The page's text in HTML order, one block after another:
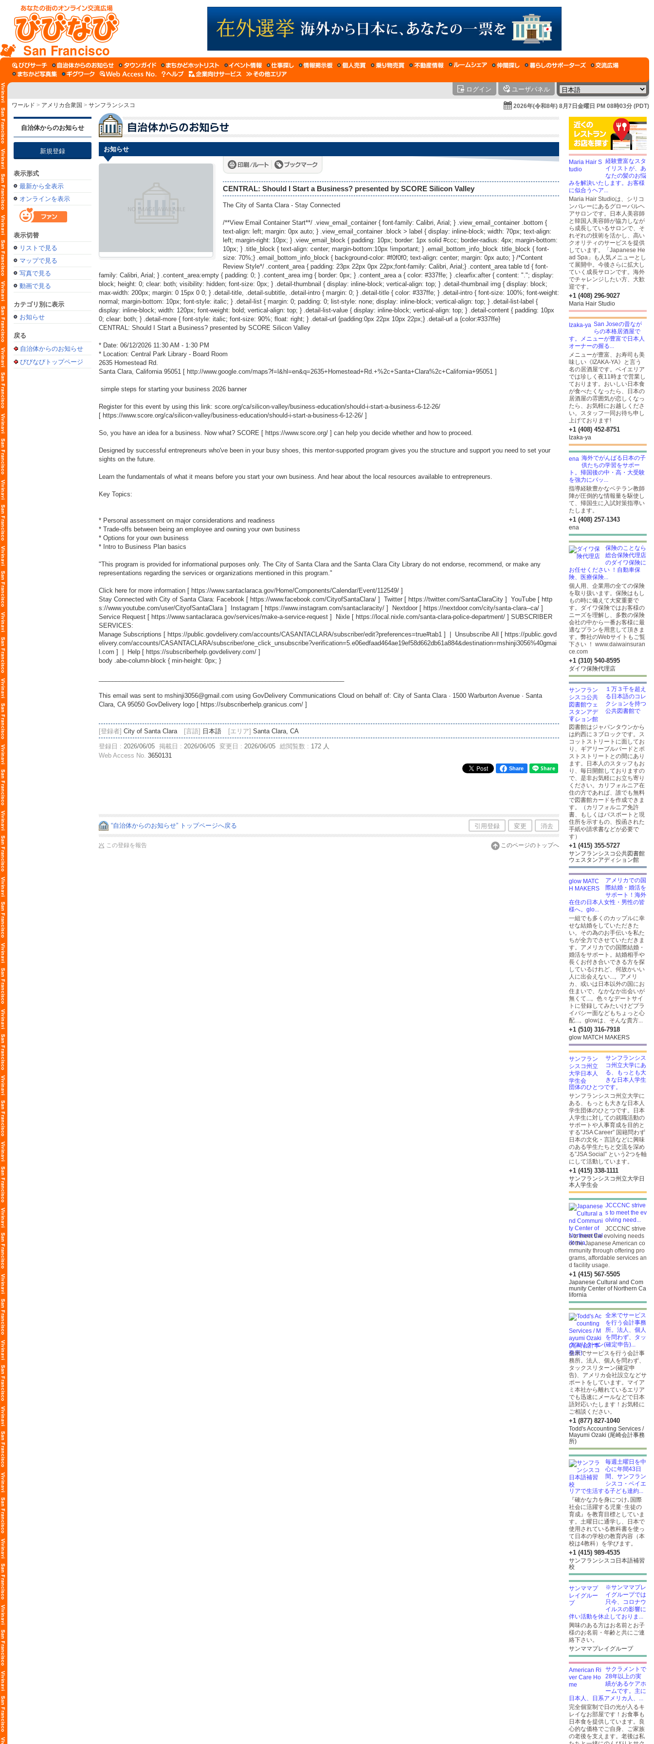
San Francisco
ログイン ユーザパネル
ワールド > アメリカ合衆国 > サンフランシスコ 2026年(令和8年) 8月7日金曜日 PM 08時03分 (PDT)
自治体からのお知らせ
新規登録
表示形式
最新から全表示
オンラインを表示
表示切替
リストで見る
マップで見る
写真で見る
動画で見る
カテゴリ別に表示
お知らせ
戻る
自治体からのお知らせ
びびなびトップページ
お知らせ
CENTRAL: Should I Start a Business? presented by SCORE Silicon Valley
The City of Santa Clara - Stay Connected
/**View Email Container Start**/ .view_email_container { font-family: Calibri, Arial; } .view_email_container .bottom {
text-align: left; margin: 0px auto; } .view_email_container .block > label { display: inline-block; width: 70px; text-align:
left; margin-right: 10px; } .view_email_block { padding: 10px; border: 1px solid #ccc; border-radius: 4px; margin-bottom:
10px; } .title_block { text-align: center; margin-bottom:10px !important; } .email_bottom_info_block .title_block { font-
size: 70%;} .email_bottom_info_block { background-color: #f0f0f0; text-align: center; margin: 0px auto; } /*Content
Review Style*/ .content_area { padding: 23px 22px 0px 22px;font-family: Calibri, Arial;} .content_area table td { font-
family: Calibri, Arial; } .content_area:empty { padding: 0; } .content_area img { border: 0px; } .content_area a { color: #337ffe; } .clearfix:after { content: "."; display:
block; height: 0; clear: both; visibility: hidden; font-size: 0px; } .detail-thumbnail { display: inline-block; vertical-align: top; } .detail-thumbnail img { display: block;
max-width: 200px; margin: 0 15px 0 0; } .detail-title, .detail-subtitle, .detail-intro { margin: 0; } .detail-title { color: #337ffe; } .detail-intro { font-size: 100%; font-weight:
normal; margin-bottom: 10px; font-style: italic; } .detail-list { margin: 0; padding: 0; list-style: none; display: inline-block; vertical-align: top; } .detail-list-label {
display: inline-block; width: 120px; font-weight: bold; vertical-align: top; } .detail-list-value { display: inline-block; vertical-align: top; } .detail-content { padding: 10px
0; clear: both; } .detail-more { font-style: italic; font-size: 90%; float: right; } .detail-url {padding:0px 22px 10px 22px;} .detail-url a {color:#337ffe}
CENTRAL: Should I Start a Business? presented by SCORE Silicon Valley
* Date: 06/12/2026 11:30 AM - 1:30 PM
* Location: Central Park Library - Board Room
2635 Homestead Rd.
Santa Clara, California 95051 [ http://www.google.com/maps?f=l&hl=en&q=2635+Homestead+Rd.+%2c+Santa+Clara%2c+California+95051 ]
simple steps for starting your business 2026 banner
Register for this event by using this link: score.org/ca/silicon-valley/business-education/should-i-start-a-business-6-12-26/
[ https://www.score.org/ca/silicon-valley/business-education/should-i-start-a-business-6-12-26/ ]
So, you have an idea for a business. Now what? SCORE [ https://www.score.org/ ] can help you decide whether and how to proceed.
Designed by successful entrepreneurs who've been in your busy shoes, this mentor-supported program gives you the structure and support you need to set your
sights on the future.
Learn the fundamentals of what it means before you start your own business. And hear about the local resources available to entrepreneurs.
Key Topics:
* Personal assessment on major considerations and readiness
* Trade-offs between being an employee and owning your own business
* Options for your own business
* Intro to Business Plan basics
"This program is provided for informational purposes only. The City of Santa Clara and the Santa Clara City Library do not endorse, recommend, or make any
representations regarding the services or organizations mentioned in this program."
Click here for more information [ https://www.santaclaraca.gov/Home/Components/Calendar/Event/112549/ ]
Stay Connected with City of Santa Clara: Facebook [ https://www.facebook.com/CityofSantaClara/ ] Twitter [ https://twitter.com/SantaClaraCity ] YouTube [ http
s://www.youtube.com/user/CityofSantaClara] Instagram [ https://www.instagram.com/santaclaracity/ ] Nextdoor [ https://nextdoor.com/city/santa-clara--ca/ ]
Service Request [ https://www.santaclaraca.gov/services/make-a-service-request ] Nixle [ https://local.nixle.com/santa-clara-police-department/ ] SUBSCRIBER
SERVICES:
Manage Subscriptions [ https://public.govdelivery.com/accounts/CASANTACLARA/subscriber/edit?preferences=true#tab1 ] | Unsubscribe All [ https://public.govd
elivery.com/accounts/CASANTACLARA/subscriber/one_click_unsubscribe?verification=5.e06edfaad464ae19ef58d662db61a884&destination=mshinji3056%40gmai
l.com ] | Help [ https://subscriberhelp.govdelivery.com/ ]
body .abe-column-block { min-height: 0px; }
This email was sent to mshinji3056@gmail.com using GovDelivery Communications Cloud on behalf of: City of Santa Clara · 1500 Warburton Avenue · Santa
Clara, CA 95050 GovDelivery logo [ https://subscriberhelp.granicus.com/ ]
[登録者] City of Santa Clara [言語] 日本語 [エリア] Santa Clara, CA
登録日 : 2026/06/05 掲載日 : 2026/06/05 変更日 : 2026/06/05 総閲覧数 : 172 人
Web Access No. 3650131
Share
“自治体からのお知らせ” トップページへ戻る 引用登録 変更 消去
この登録を報告 このページのトップへ
経験豊富なスタ
イリストが、あ
なたの髪のお悩
みを解決いたします。お客様
に似合うヘア...
Maria Hair Studioは、シリコ
ンバレーにあるグローバルヘ
アサロンです。日本人美容師
と韓国人美容師が協力しなが
ら成長しているサロンで、そ
れぞれの技術を活かし、高い
クオリティのサービスを提供
しています。「Japanese He
ad Spa」も人気メニューとし
て展開中。今後さらに拡大し
ていく成長サロンです。海外
でチャレンジしたい方、大歓
迎です。
+1 (408) 296-9027
Maria Hair Studio
San Joseの昔なが
らの本格居酒屋で
す。メニューが豊富で日本人
オーナーの握る...
メニューが豊富、お寿司も美
味しい《IZAKA-YA》と言う
名の居酒屋です。ベイエリア
では珍しく夜11時まで営業し
ております。おいしい日本食
が食べたくなったら、日本の
居酒屋の雰囲気が恋しくなっ
たら、お気軽にお越しくださ
い。スタッフ一同お待ち申し
上げております!
+1 (408) 452-8751
Izaka-ya
海外でがんばる日本の子
供たちの学習をサポー
ト。帰国後の中・高・大受験
を強力にバッ...
指導経験豊かなベテラン教師
陣が圧倒的な情報量を駆使し
て、帰国生に入試対策指導い
たします。
+1 (408) 257-1343
ena
保険のことなら
総合保険代理店
のダイワ保険に
お任せください ！自動車保
険、医療保険...
個人用、企業用の全ての保険
を取り扱います。保険はもし
もの時に備えて大変重要で
す。ダイワ保険ではお客様の
ニーズを理解し、多数の保険
会社の中から一番お客様に最
適なプランを用意して頂きま
す。弊社のWebサイトもご覧
下さい ！ www.daiwainsuran
ce.com
+1 (310) 540-8595
ダイワ保険代理店
１万３千を超え
る日本語のコレ
クションを持つ
公共図書館で
す。
図書館はジャパンタウンから
は約西に３ブロックです。ス
コットストリートに面してお
り、ギアリーブルバードとポ
ストストリートとの間にあり
ます。日本人のスタッフもお
り、毎日開館しておりますの
で、是非お気軽にお立ち寄り
ください。カリフォルニア在
住の方であれば、誰でも無料
で図書館カードを作成できま
す。（カリフォルニア免許
書、もしくはパスポートと現
住所を示すもの、投函された
手紙や請求書などが必要で
す）
+1 (415) 355-5727
サンフランシスコ公共図書館
ウェスタンアディション館
アメリカでの国
際結婚・婚活を
サポート！海外
在住の日本人女性・男性の皆
様へ。glo...
一組でも多くのカップルに幸
せな結婚をしていただきた
い。その為のお手伝いを私た
ちが全力でさせていただきま
す。アメリカでの国際結婚・
婚活をサポート。結婚相手や
長くお付き合いできる方を探
しているけれど、何故かいい
人に出会えない...。アメリ
カ、或いは日本以外の国にお
住まいで、なかなか出会いが
無くて...。色々なデートサイ
トに登録してみたいけどプラ
イバシー面などもちょっと心
配...。glowは、そんな貴方...
+1 (510) 316-7918
glow MATCH MAKERS
サンフランシス
コ州立大学にあ
る、もっとも大
きな日本人学生
団体のひとつです。
サンフランシスコ州立大学に
ある、もっとも大きな日本人
学生団体のひとつです。日本
人学生に対しての就職活動の
サポートや人事育成を目的と
する”JSA Career” 国籍問わず
日本の文化・言語などに興味
のある学生たちと交流を深め
る”JSA Social” という2つを軸
にして活動しています。
+1 (415) 338-1111
サンフランシスコ州立大学日
本人学生会
JCCCNC strive
s to meet the ev
olving need...
JCCCNC strive
s to meet the evolving needs
of the Japanese American co
mmunity through offering pro
grams, affordable services an
d facility usage.
+1 (415) 567-5505
Japanese Cultural and Com
munity Center of Northern Ca
lifornia
全米でサービス
を行う会計事務
所。法人、個人
を問わず、タッ
クスリターン(確定申告)...
全米でサービスを行う会計事
務所。法人、個人を問わず、
タックスリターン(確定申
告)、アメリカ会社設立などサ
ポートをしています。マイア
ミ本社から離れているエリア
でも迅速にメールなどで日本
語対応いたします！お気軽に
ご相談ください。
+1 (877) 827-1040
Todd's Accounting Services /
Mayumi Ozaki (尾崎会計事務
所)
毎週土曜日を中
心に年間43日
間、サンフラン
シスコ・ベイエ
リアで生活する子ども達約...
『確かな力を身につけ､国際
社会に活躍する児童･生徒の
育成』を教育目標としていま
す。土曜日に通学し、日本で
使用されている教科書を使っ
て日本の学校の教育内容（本
校は4教科）を学びます。
+1 (415) 989-4535
サンフランシスコ日本語補習
校
※サンママプレ
イグループでは
只今、コロナウ
イルスの影響に
伴い活動を休止しておりま...
興味のある方はお名前とお子
様のお名前・年齢と共にご連
絡下さい。
サンママプレイグループ
サクラメントで
28年以上の実
績があるケアホ
ームです。主に
日本人、日系アメリカ人、...
完全個室制で日の光が入るキ
レイなお部屋です！お食事も
日本食を提供しています。良
心的な価格でご自身、ご家族
の老後を支えます。老後は私